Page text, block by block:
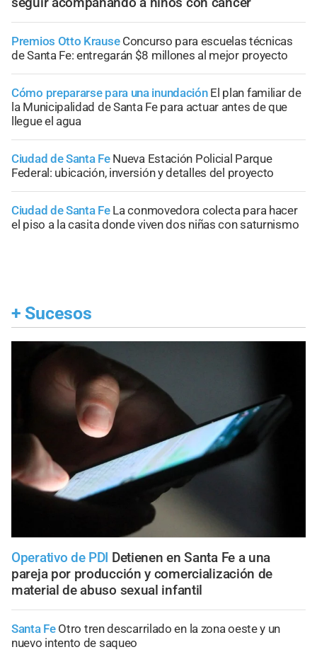
Premios Otto Krause Concurso para escuelas técnicas
de Santa Fe: entregarán $8 millones al mejor proyecto
Cómo prepararse para una inundación El plan familiar de
la Municipalidad de Santa Fe para actuar antes de que
llegue el agua
Ciudad de Santa Fe Nueva Estación Policial Parque
Federal: ubicación, inversión y detalles del proyecto
Ciudad de Santa Fe La conmovedora colecta para hacer
el piso a la casita donde viven dos niñas con saturnismo
+ Sucesos
Operativo de PDI Detienen en Santa Fe a una
pareja por producción y comercialización de
material de abuso sexual infantil
Santa Fe Otro tren descarrilado en la zona oeste y un
nuevo intento de saqueo